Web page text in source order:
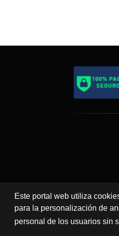
Este portal web utiliza
para la personalización de
personal de los usuarios sin